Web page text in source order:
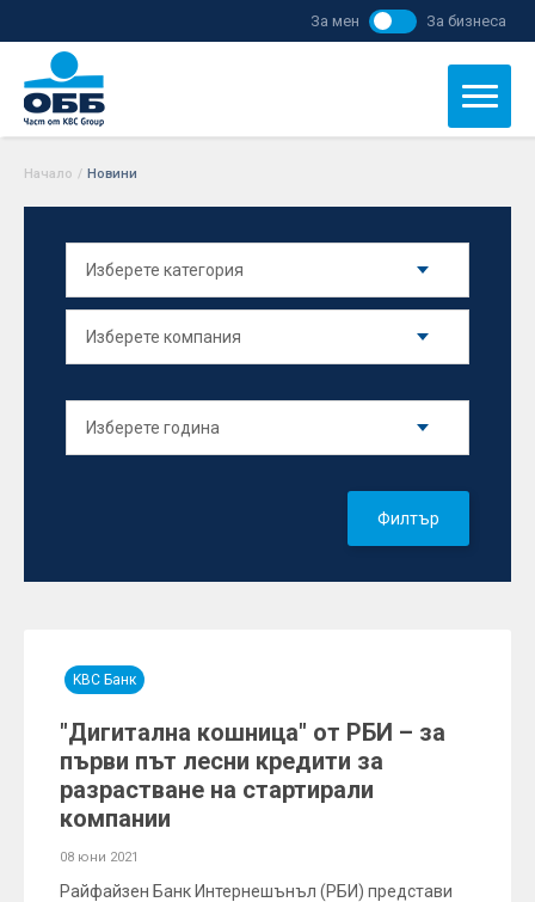
За мен За бизнеса
Начало / Новини
Филтър
KBC Банк
"Дигитална кошница" от РБИ – за
първи път лесни кредити за
разрастване на стартирали
компании
08 юни 2021
Райфайзен Банк Интернешънъл (РБИ) представи